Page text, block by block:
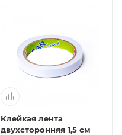
Клейкая лента
двухсторонняя 1,5 см